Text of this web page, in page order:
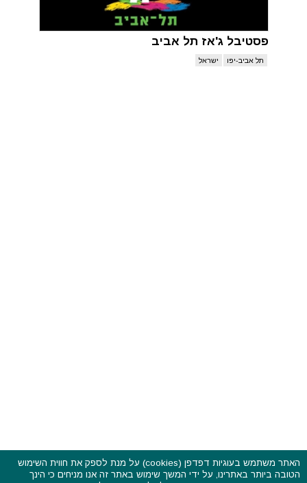
פסטיבל ג'אז תל אביב
תל אביב-יפו ישראל
פסטיבלים וקרנבלים בעולם - כל הזכויות שמורות © 2015 - 2026
האתר משתמש בעוגיות דפדפן (cookies) על מנת לספק את חווית השימוש
הטובה ביותר באתרינו, על ידי המשך שימוש באתר זה אנו מניחים כי הינך